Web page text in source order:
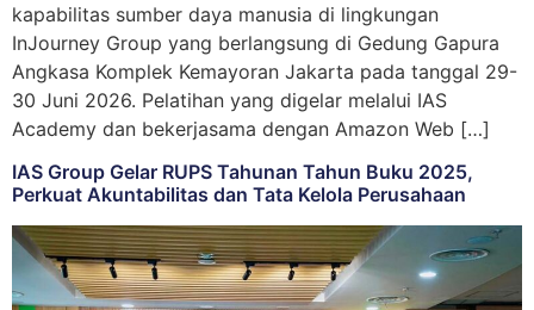
kapabilitas sumber daya manusia di lingkungan
InJourney Group yang berlangsung di Gedung Gapura
Angkasa Komplek Kemayoran Jakarta pada tanggal 29-
30 Juni 2026. Pelatihan yang digelar melalui IAS
Academy dan bekerjasama dengan Amazon Web […]
IAS Group Gelar RUPS Tahunan Tahun Buku 2025,
Perkuat Akuntabilitas dan Tata Kelola Perusahaan